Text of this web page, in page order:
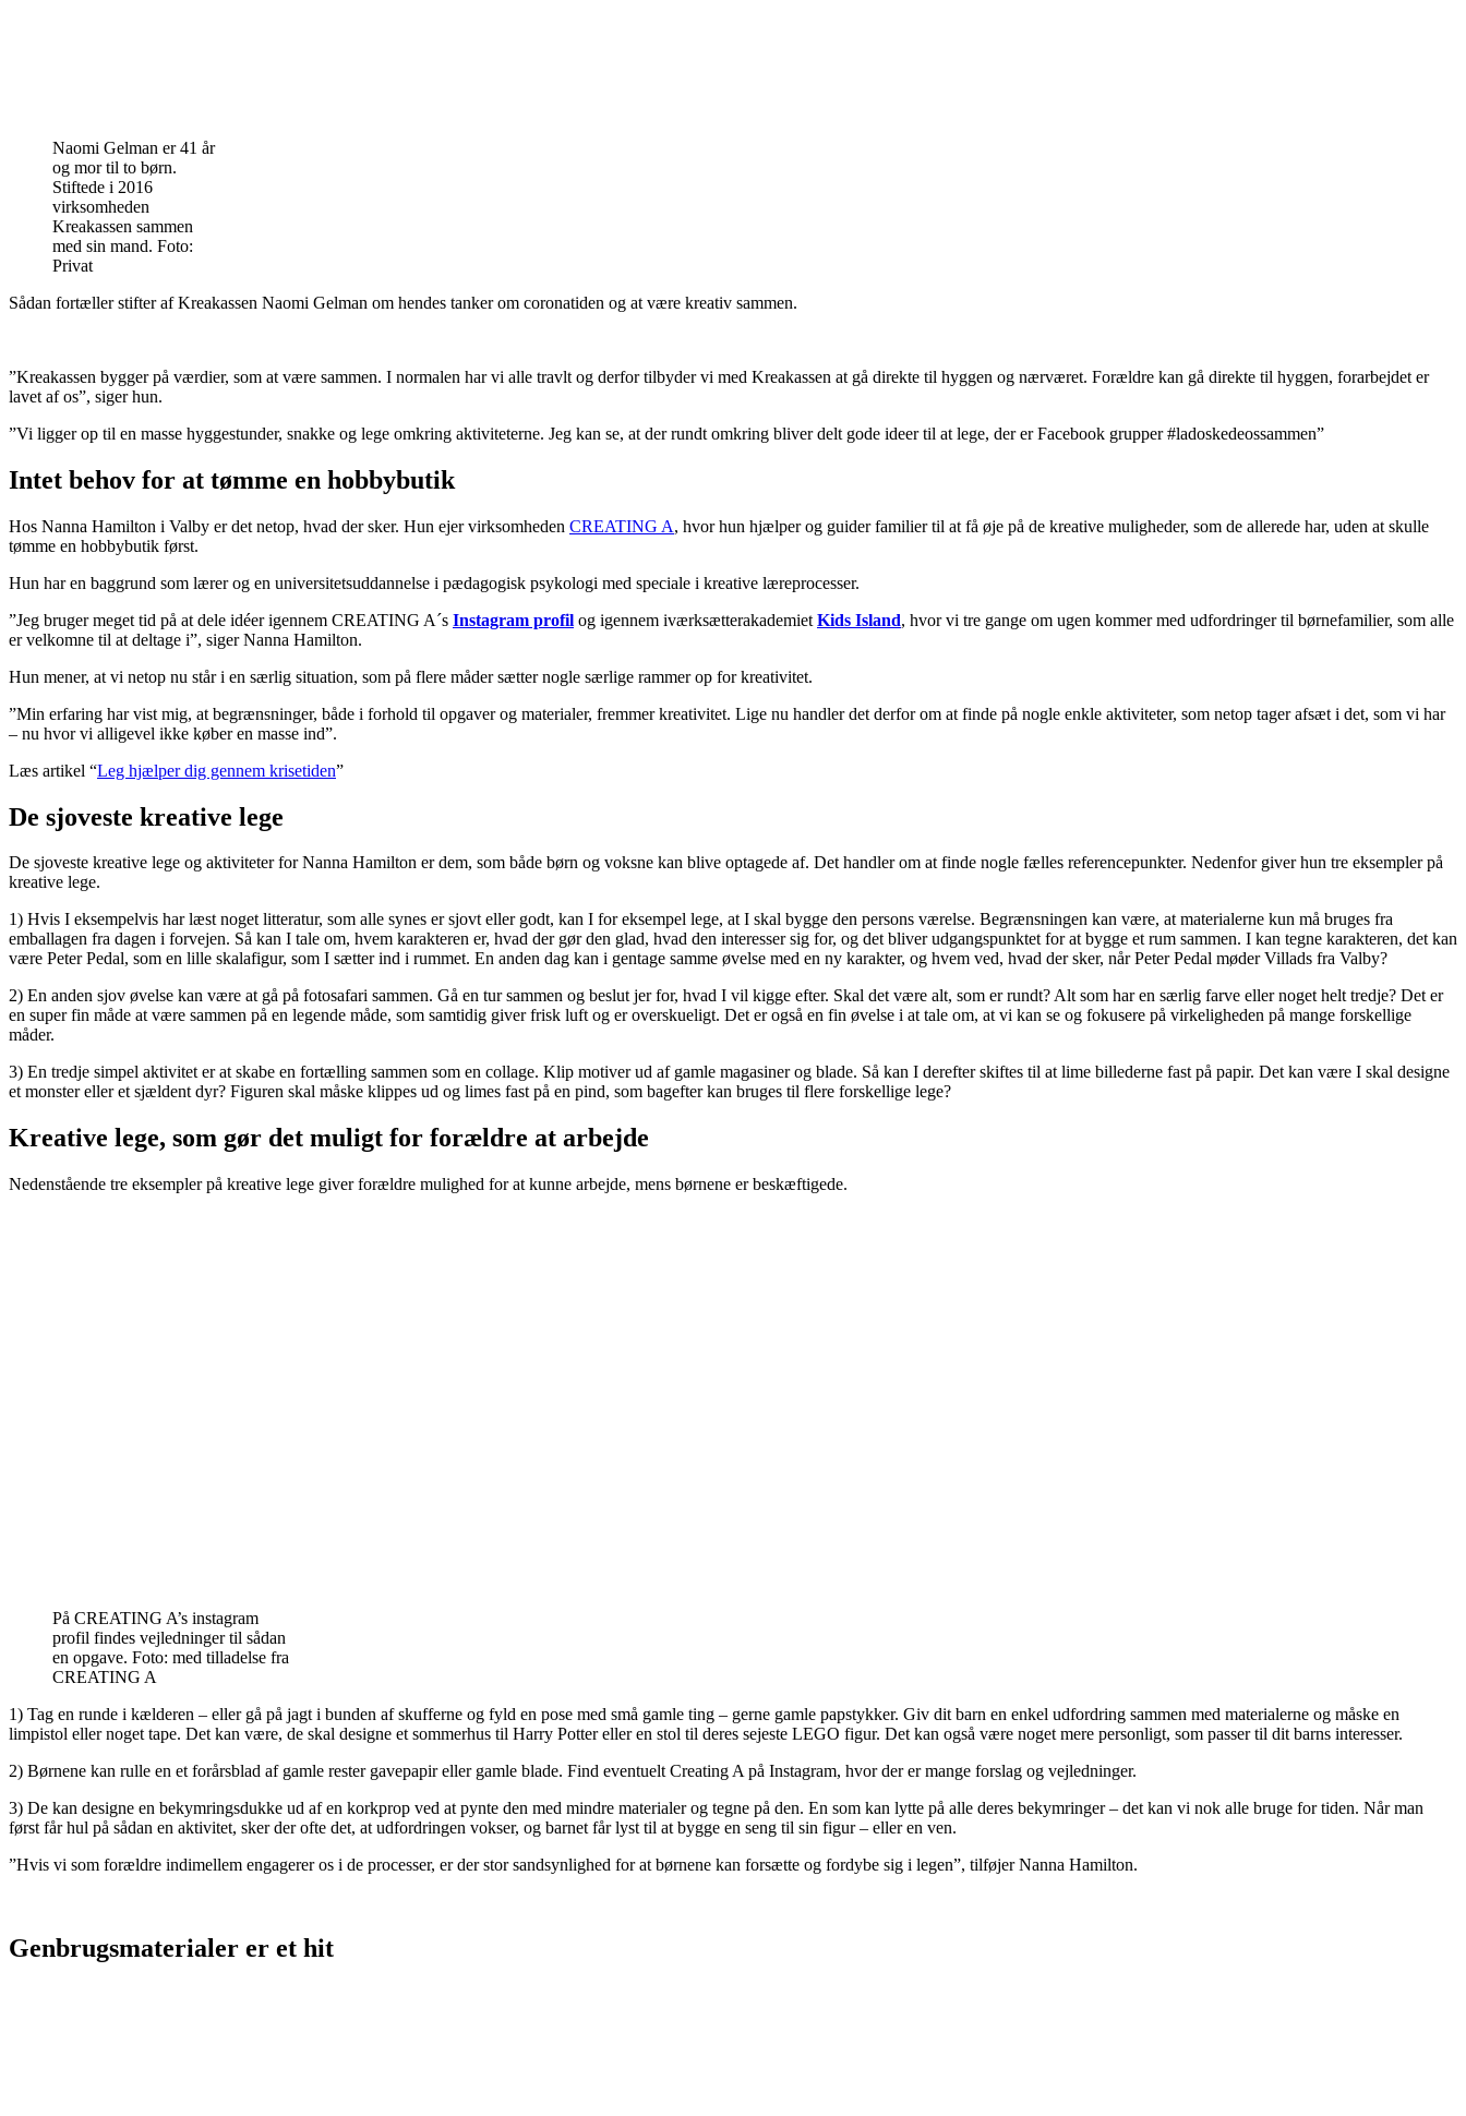
Naomi Gelman er 41 år
og mor til to børn.
Stiftede i 2016
virksomheden
Kreakassen sammen
med sin mand. Foto:
Privat
Sådan fortæller stifter af Kreakassen Naomi Gelman om hendes tanker om coronatiden og at være kreativ sammen.
”Kreakassen bygger på værdier, som at være sammen. I normalen har vi alle travlt og derfor tilbyder vi med Kreakassen at gå direkte til hyggen og nærværet. Forældre kan gå direkte til hyggen, forarbejdet er
lavet af os”, siger hun.
”Vi ligger op til en masse hyggestunder, snakke og lege omkring aktiviteterne. Jeg kan se, at der rundt omkring bliver delt gode ideer til at lege, der er Facebook grupper #ladoskedeossammen”
Intet behov for at tømme en hobbybutik
Hos Nanna Hamilton i Valby er det netop, hvad der sker. Hun ejer virksomheden CREATING A, hvor hun hjælper og guider familier til at få øje på de kreative muligheder, som de allerede har, uden at skulle
tømme en hobbybutik først.
Hun har en baggrund som lærer og en universitetsuddannelse i pædagogisk psykologi med speciale i kreative læreprocesser.
”Jeg bruger meget tid på at dele idéer igennem CREATING A´s Instagram profil og igennem iværksætterakademiet Kids Island, hvor vi tre gange om ugen kommer med udfordringer til børnefamilier, som alle
er velkomne til at deltage i”, siger Nanna Hamilton.
Hun mener, at vi netop nu står i en særlig situation, som på flere måder sætter nogle særlige rammer op for kreativitet.
”Min erfaring har vist mig, at begrænsninger, både i forhold til opgaver og materialer, fremmer kreativitet. Lige nu handler det derfor om at finde på nogle enkle aktiviteter, som netop tager afsæt i det, som vi har
– nu hvor vi alligevel ikke køber en masse ind”.
Læs artikel “Leg hjælper dig gennem krisetiden”
De sjoveste kreative lege
De sjoveste kreative lege og aktiviteter for Nanna Hamilton er dem, som både børn og voksne kan blive optagede af. Det handler om at finde nogle fælles referencepunkter. Nedenfor giver hun tre eksempler på
kreative lege.
1) Hvis I eksempelvis har læst noget litteratur, som alle synes er sjovt eller godt, kan I for eksempel lege, at I skal bygge den persons værelse. Begrænsningen kan være, at materialerne kun må bruges fra
emballagen fra dagen i forvejen. Så kan I tale om, hvem karakteren er, hvad der gør den glad, hvad den interesser sig for, og det bliver udgangspunktet for at bygge et rum sammen. I kan tegne karakteren, det kan
være Peter Pedal, som en lille skalafigur, som I sætter ind i rummet. En anden dag kan i gentage samme øvelse med en ny karakter, og hvem ved, hvad der sker, når Peter Pedal møder Villads fra Valby?
2) En anden sjov øvelse kan være at gå på fotosafari sammen. Gå en tur sammen og beslut jer for, hvad I vil kigge efter. Skal det være alt, som er rundt? Alt som har en særlig farve eller noget helt tredje? Det er
en super fin måde at være sammen på en legende måde, som samtidig giver frisk luft og er overskueligt. Det er også en fin øvelse i at tale om, at vi kan se og fokusere på virkeligheden på mange forskellige
måder.
3) En tredje simpel aktivitet er at skabe en fortælling sammen som en collage. Klip motiver ud af gamle magasiner og blade. Så kan I derefter skiftes til at lime billederne fast på papir. Det kan være I skal designe
et monster eller et sjældent dyr? Figuren skal måske klippes ud og limes fast på en pind, som bagefter kan bruges til flere forskellige lege?
Kreative lege, som gør det muligt for forældre at arbejde
Nedenstående tre eksempler på kreative lege giver forældre mulighed for at kunne arbejde, mens børnene er beskæftigede.
På CREATING A’s instagram
profil findes vejledninger til sådan
en opgave. Foto: med tilladelse fra
CREATING A
1) Tag en runde i kælderen – eller gå på jagt i bunden af skufferne og fyld en pose med små gamle ting – gerne gamle papstykker. Giv dit barn en enkel udfordring sammen med materialerne og måske en
limpistol eller noget tape. Det kan være, de skal designe et sommerhus til Harry Potter eller en stol til deres sejeste LEGO figur. Det kan også være noget mere personligt, som passer til dit barns interesser.
2) Børnene kan rulle en et forårsblad af gamle rester gavepapir eller gamle blade. Find eventuelt Creating A på Instagram, hvor der er mange forslag og vejledninger.
3) De kan designe en bekymringsdukke ud af en korkprop ved at pynte den med mindre materialer og tegne på den. En som kan lytte på alle deres bekymringer – det kan vi nok alle bruge for tiden. Når man
først får hul på sådan en aktivitet, sker der ofte det, at udfordringen vokser, og barnet får lyst til at bygge en seng til sin figur – eller en ven.
”Hvis vi som forældre indimellem engagerer os i de processer, er der stor sandsynlighed for at børnene kan forsætte og fordybe sig i legen”, tilføjer Nanna Hamilton.
Genbrugsmaterialer er et hit